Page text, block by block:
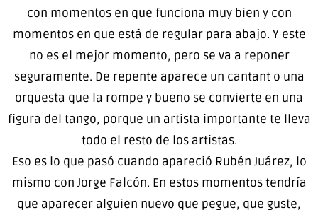
con momentos en que funciona muy bien y con
momentos en que está de regular para abajo. Y este
no es el mejor momento, pero se va a reponer
seguramente. De repente aparece un cantant o una
orquesta que la rompe y bueno se convierte en una
figura del tango, porque un artista importante te lleva
todo el resto de los artistas.
Eso es lo que pasó cuando apareció Rubén Juárez, lo
mismo con Jorge Falcón. En estos momentos tendría
que aparecer alguien nuevo que pegue, que guste,